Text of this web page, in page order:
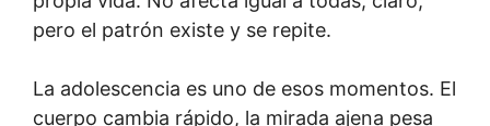
pero el patrón existe y se repite.
La adolescencia es uno de esos momentos. El
cuerpo cambia rápido, la mirada ajena pesa